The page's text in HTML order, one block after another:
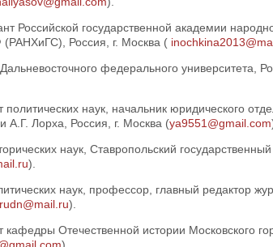
Российской государственной академии
(РАНХиГС), Россия, г. Москва (
федерального университета,
политических наук, начальник юридического
А.Г. Лорха, Россия, г. Москва (ya9551@gmail.com
наук, Ставропольский государственный
).
наук, профессор, главный редактор
).
кафедры Отечественной истории Московского